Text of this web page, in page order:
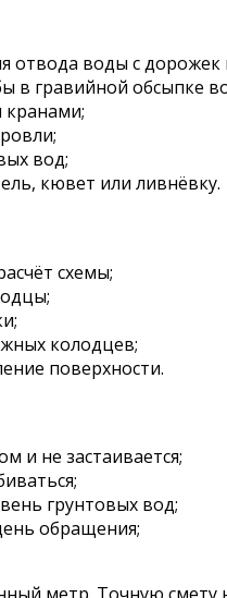
отвода воды с
гравийной обсыпке
вод;
кювет или ливнёвку.
схемы;
колодцев;
поверхности.
и не застаивается;
грунтовых вод;
обращения;